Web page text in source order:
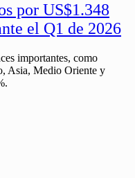
por US$1.348
el Q1 de 2026
importantes, como
Asia, Medio Oriente y